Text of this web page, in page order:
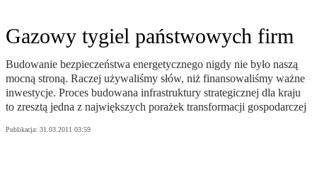
Gazowy tygiel państwowych firm
Budowanie bezpieczeństwa energetycznego nigdy nie było naszą
mocną stroną. Raczej używaliśmy słów, niż finansowaliśmy ważne
inwestycje. Proces budowana infrastruktury strategicznej dla kraju
to zresztą jedna z największych porażek transformacji gospodarczej
Publikacja: 31.03.2011 03:59